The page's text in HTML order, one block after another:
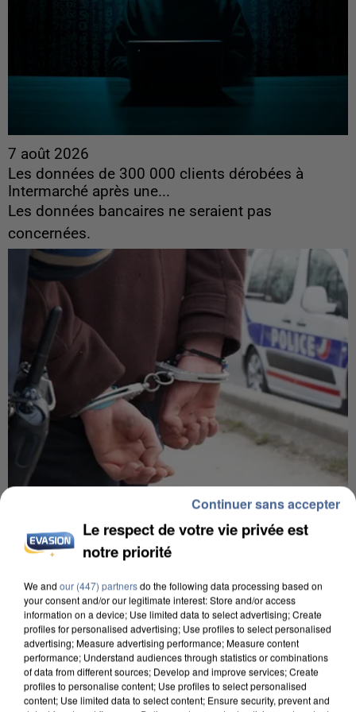
7 août 2026
Les données de 300 000 clients dérobées à
Intermarché après une...
Les données bancaires ne seraient pas
concernées.
7 août 2026
Un second cadre de la DZ Mafia interpellé en
Algérie
Un cofondateur du réseau avait été interpellé
quelques jours plus tôt.
Le respect de votre vie privée est
notre priorité
We and our (447) partnersdo the following data processing based on
your consent and/or our legitimate interest: Store and/or access
information on a device; Use limited data to select advertising; Create
profiles for personalised advertising; Use profiles to select personalised
advertising; Measure advertising performance; Measure content
performance; Understand audiences through statistics or combinations
of data from different sources; Develop and improve services; Create
profiles to personalise content; Use profiles to select personalised
content; Use limited data to select content; Ensure security, prevent and
Continuer sans accepter